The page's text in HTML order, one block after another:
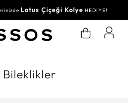
Su Yolu BileklikHEDİYE!
Bileklikler